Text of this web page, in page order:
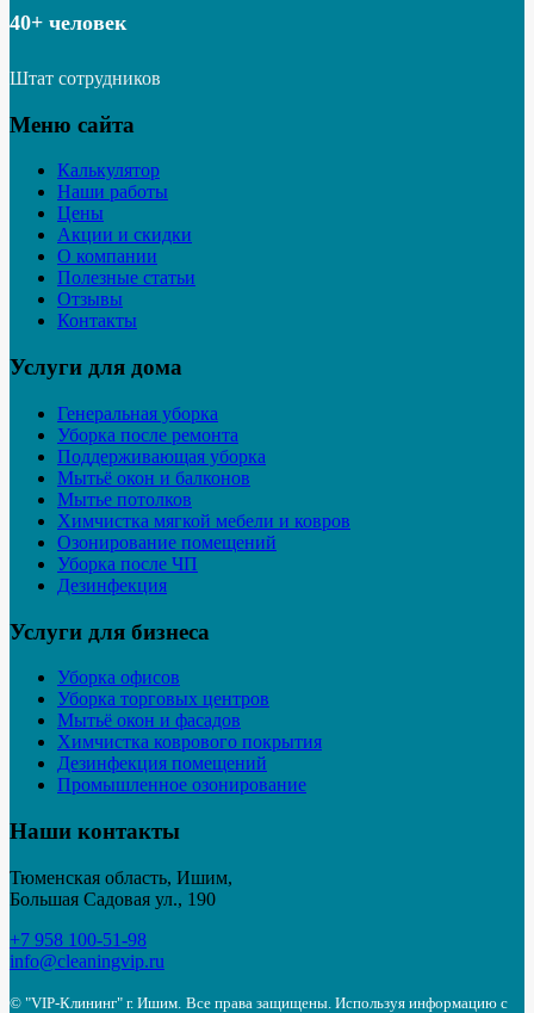
40+ человек
Штат сотрудников
Меню сайта
Калькулятор
Наши работы
Цены
Акции и скидки
О компании
Полезные статьи
Отзывы
Контакты
Услуги для дома
Генеральная уборка
Уборка после ремонта
Поддерживающая уборка
Мытьё окон и балконов
Мытье потолков
Химчистка мягкой мебели и ковров
Озонирование помещений
Уборка после ЧП
Дезинфекция
Услуги для бизнеса
Уборка офисов
Уборка торговых центров
Мытьё окон и фасадов
Химчистка коврового покрытия
Дезинфекция помещений
Промышленное озонирование
Наши контакты
Тюменская область, Ишим,
Большая Садовая ул., 190
+7 958 100-51-98
info@cleaningvip.ru
© "VIP-Клининг" г. Ишим. Все права защищены. Используя информацию с